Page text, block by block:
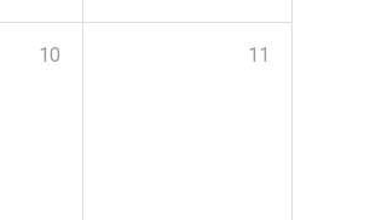
10 11